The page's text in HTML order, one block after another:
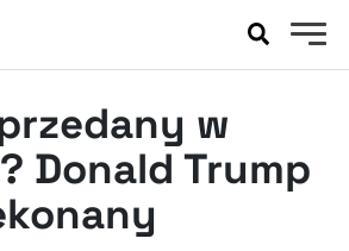
w
Donald Trump